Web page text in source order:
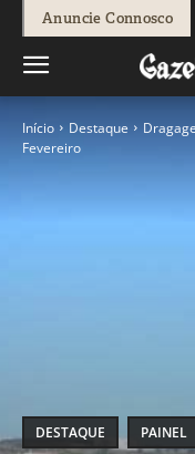
Anuncie Connosco
Início Destaque
Fevereiro
DESTAQUE PAINEL